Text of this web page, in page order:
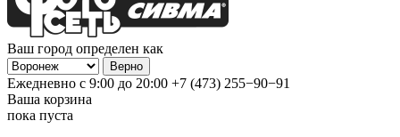
Ваш город определен как
Ежедневно с 9:00 до 20:00 +7 (473) 255−90−91
Ваша корзина
пока пуста